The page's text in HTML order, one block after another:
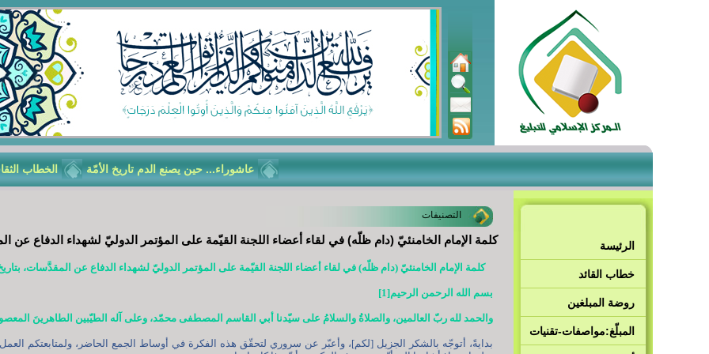
عاشوراء... حين يصنع الدم تاريخ الأمّة الخطاب الثقافي
الرئيسة
خطاب القائد
روضة المبلغين
المبلّغ:مواصفات-تقنيات
التصنيفات
كلمة الإمام الخامنئيّ (دام ظلّه) في لقاء أعضاء اللجنة القيّمة على المؤتمر الدوليّ لشهداء الدفاع عن
كلمة الإمام الخامنئيّ (دام ظلّه) في لقاء أعضاء اللجنة القيّمة على المؤتمر الدوليّ لشهداء الدفاع عن المقدَّسات، بتاريخ 19/06/
بسم الله الرحمن الرحيم[1]
والحمد لله ربّ العالمين، والصلاةُ والسلامُ على سيّدنا أبي القاسم المصطفى محمّد، وعلى آله الطيّبين الطاهرينَ
بدايةً، أتوجّه بالشكر الجزيل [لكم]، وأعبّر عن سروري لتحقّق هذه الفكرة في أوساط الجمع الحاضر، ولمتابعتكم